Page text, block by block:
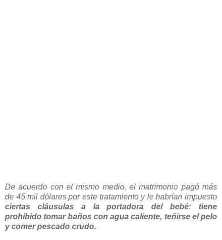
De acuerdo con el mismo medio, el matrimonio pagó más
de 45 mil dólares por este tratamiento y le habrían impuesto
ciertas cláusulas a la portadora del bebé: tiene
prohibido tomar baños con agua caliente, teñirse el pelo
y comer pescado crudo.